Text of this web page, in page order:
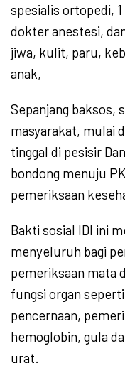
spesialis ortopedi,
dokter anestesi,
jiwa, kulit, paru,
anak,
Sepanjang baksos,
masyarakat, mulai
tinggal di pesisir
bondong menuju
pemeriksaan
Bakti sosial IDI ini
menyeluruh bagi
pemeriksaan mata
fungsi organ
pencernaan,
hemoglobin, gula
urat.